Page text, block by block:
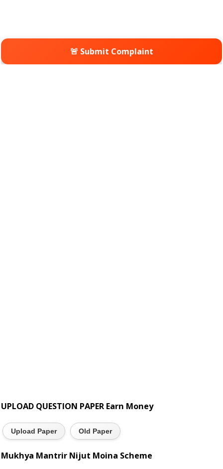
🚨 Submit Complaint
UPLOAD QUESTION PAPER Earn Money
Upload Paper Old Paper
Mukhya Mantrir Nijut Moina Scheme